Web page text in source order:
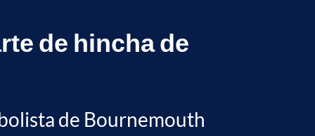
de hincha de
de Bournemouth